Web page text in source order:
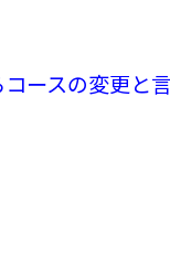
コースの変更と